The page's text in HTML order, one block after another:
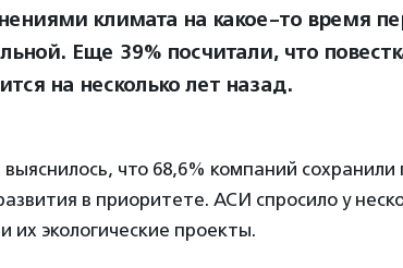
климата на какое-то время
Еще 39% посчитали, что
на несколько лет назад.
что 68,6% компаний
в приоритете. АСИ спросило у
их экологические проекты.